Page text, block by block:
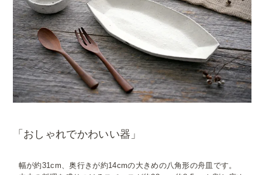
「おしゃれでかわいい器」
幅が約31cm、奥行きが約14cmの大きめの八角形の舟皿です。